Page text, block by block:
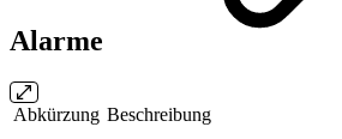
Alarme
Abkürzung Beschreibung